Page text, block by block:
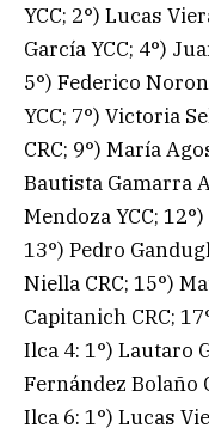
YCC; 2°) Lucas
García YCC; 4°)
5°) Federico
YCC; 7°) Victoria
CRC; 9°) María
Bautista Gamarra
Mendoza YCC;
13°) Pedro
Niella CRC; 15°)
Capitanich CRC;
Ilca 4: 1°) Lautaro
Fernández Bolaño
Ilca 6: 1°) Lucas